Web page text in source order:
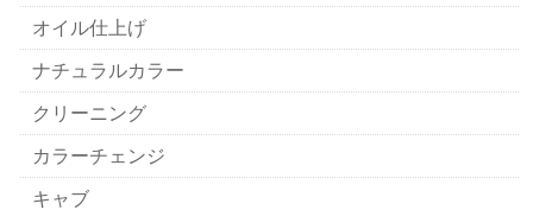
オイル仕上げ
ナチュラルカラー
クリーニング
カラーチェンジ
キャブ